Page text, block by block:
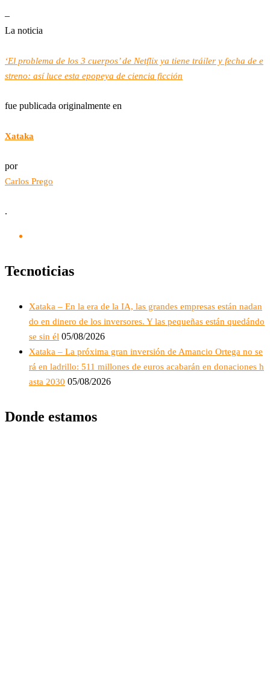
–
La noticia
‘El problema de los 3 cuerpos’ de Netflix ya tiene tráiler y fecha de e
streno: así luce esta epopeya de ciencia ficción
fue publicada originalmente en
Xataka
por
Carlos Prego
.
Tecnoticias
Xataka – En la era de la IA, las grandes empresas están nadan
do en dinero de los inversores. Y las pequeñas están quedándo
se sin él 05/08/2026
Xataka – La próxima gran inversión de Amancio Ortega no se
rá en ladrillo: 511 millones de euros acabarán en donaciones h
asta 2030 05/08/2026
Donde estamos